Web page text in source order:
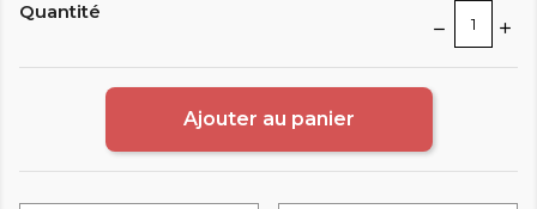
Quantité
Ajouter au panier